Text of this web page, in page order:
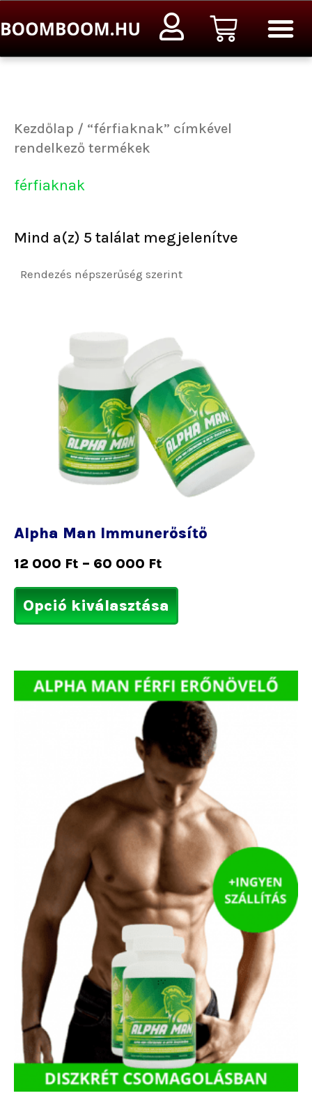
a
Kosár
Kezdőlap / “férfiaknak” címkével
rendelkező termékek
férfiaknak
Mind a(z) 5 találat megjelenítve
Sorted
popularity
Alpha Man Immunerősítő
12 000 Ft – 60 000 Ft
12
000 Ft
-
60
000 Ft
Opció kiválasztása
a
terméknek
több
variációja
van.
A
változatok
a
termékoldalon
választhatók
ki